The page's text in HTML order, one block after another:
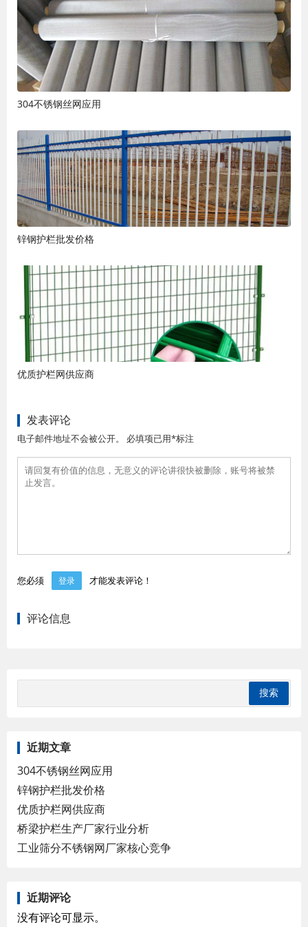
304不锈钢丝网应用
锌钢护栏批发价格
优质护栏网供应商
发表评论
电子邮件地址不会被公开。 必填项已用*标注
您必须 登录 才能发表评论！
评论信息
近期文章
304不锈钢丝网应用
锌钢护栏批发价格
优质护栏网供应商
桥梁护栏生产厂家行业分析
工业筛分不锈钢网厂家核心竞争
近期评论
没有评论可显示。